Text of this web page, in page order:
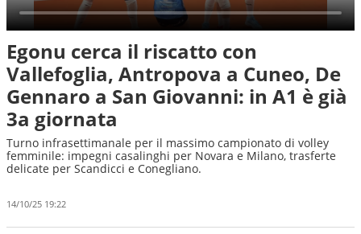
Egonu cerca il riscatto con
Vallefoglia, Antropova a Cuneo, De
Gennaro a San Giovanni: in A1 è già
3a giornata
Turno infrasettimanale per il massimo campionato di volley
femminile: impegni casalinghi per Novara e Milano, trasferte
delicate per Scandicci e Conegliano.
14/10/25 19:22